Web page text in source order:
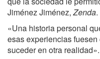
Jiménez Jiménez,Zenda.
«Una historia personal
esas experiencias
suceder en otra